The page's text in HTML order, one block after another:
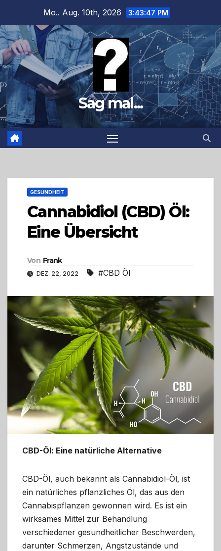
springen
Mo.. Aug. 10th, 2026 3:43:49 PM
Sag mal...
GESUNDHEIT
Cannabidiol (CBD) Öl:
Eine Übersicht
Von Frank
DEZ. 22, 2022 #CBD Öl
CBD-Öl: Eine natürliche Alternative
CBD-Öl, auch bekannt als Cannabidiol-Öl, ist
ein natürliches pflanzliches Öl, das aus den
Cannabispflanzen gewonnen wird. Es ist ein
wirksames Mittel zur Behandlung
verschiedener gesundheitlicher Beschwerden,
darunter Schmerzen, Angstzustände und